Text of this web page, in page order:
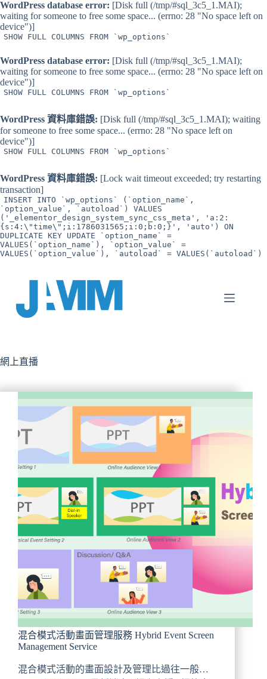
WordPress database error: [Disk full (/tmp/#sql_3c5_1.MAI);
waiting for someone to free some space... (errno: 28 "No space left on
device")]
SHOW FULL COLUMNS FROM `wp_options`
WordPress database error: [Disk full (/tmp/#sql_3c5_1.MAI);
waiting for someone to free some space... (errno: 28 "No space left on
device")]
SHOW FULL COLUMNS FROM `wp_options`
WordPress 資料庫錯誤: [Disk full (/tmp/#sql_3c5_1.MAI); waiting
for someone to free some space... (errno: 28 "No space left on
device")]
SHOW FULL COLUMNS FROM `wp_options`
WordPress 資料庫錯誤: [Lock wait timeout exceeded; try restarting
transaction]
INSERT INTO `wp_options` (`option_name`,
`option_value`, `autoload`) VALUES
('_elementor_design_system_sync_css_meta', 'a:2:
{s:4:\"time\";i:1786031565;i:0;b:0;}', 'auto') ON
DUPLICATE KEY UPDATE `option_name` =
VALUES(`option_name`), `option_value` =
VALUES(`option_value`), `autoload` = VALUES(`autoload`)
網上直播
混合模式活動畫面管理服務 Hybrid Event Screen
Management Service
混合模式活動的畫面設計及管理比過往一般…